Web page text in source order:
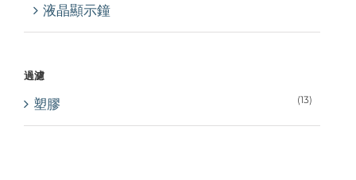
液晶顯示鐘
過濾
塑膠 (13)